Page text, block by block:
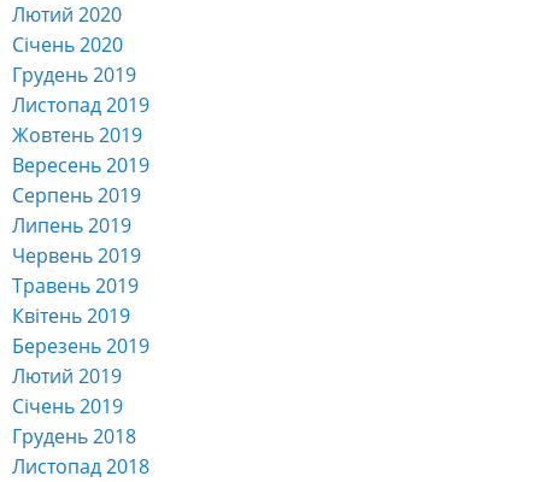
Лютий 2020
Січень 2020
Грудень 2019
Листопад 2019
Жовтень 2019
Вересень 2019
Серпень 2019
Липень 2019
Червень 2019
Травень 2019
Квітень 2019
Березень 2019
Лютий 2019
Січень 2019
Грудень 2018
Листопад 2018